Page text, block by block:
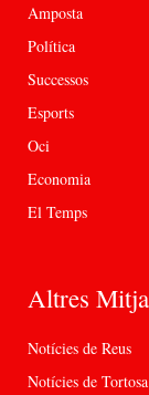
Amposta
Política
Successos
Esports
Oci
Economia
El Temps
Altres
Notícies de Reus
Notícies de Tortosa